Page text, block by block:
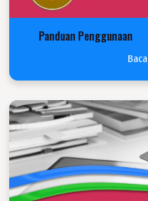
Panduan Penggunaan
Baca